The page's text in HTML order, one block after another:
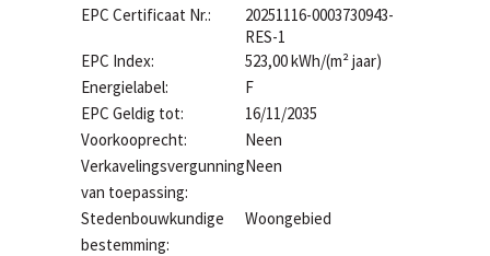
EPC Certificaat Nr.:
20251116-0003730943-
RES-1
EPC Index:
523,00 kWh/(m² jaar)
Energielabel:
F
EPC Geldig tot:
16/11/2035
Voorkooprecht:
Neen
Verkavelingsvergunning
van toepassing:
Neen
Stedenbouwkundige
bestemming:
Woongebied